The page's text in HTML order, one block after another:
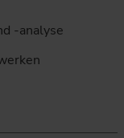
-analyse